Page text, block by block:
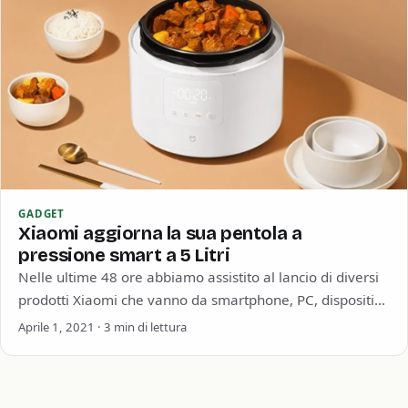
GADGET
Xiaomi aggiorna la sua pentola a
pressione smart a 5 Litri
Nelle ultime 48 ore abbiamo assistito al lancio di diversi
prodotti Xiaomi che vanno da smartphone, PC, dispositivi
indossabili intelligenti, apparecchiature per…
Aprile 1, 2021 · 3 min di lettura